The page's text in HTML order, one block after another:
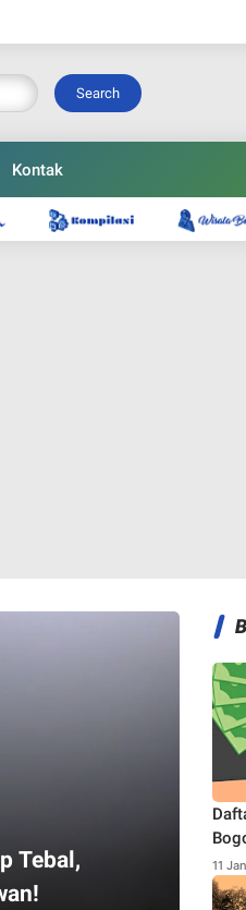
Search
Kontak
Tebal,
11